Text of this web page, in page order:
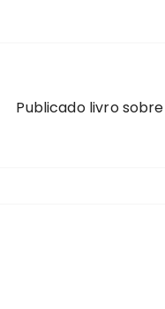
Publicado livro